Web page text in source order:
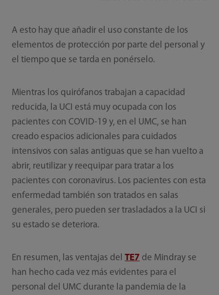
A esto hay que añadir el uso constante de los
elementos de protección por parte del personal y
el tiempo que se tarda en ponérselo.
Mientras los quirófanos trabajan a capacidad
reducida, la UCI está muy ocupada con los
pacientes con COVID-19 y, en el UMC, se han
creado espacios adicionales para cuidados
intensivos con salas antiguas que se han vuelto a
abrir, reutilizar y reequipar para tratar a los
pacientes con coronavirus. Los pacientes con esta
enfermedad también son tratados en salas
generales, pero pueden ser trasladados a la UCI si
su estado se deteriora.
En resumen, las ventajas del TE7 de Mindray se
han hecho cada vez más evidentes para el
personal del UMC durante la pandemia de la